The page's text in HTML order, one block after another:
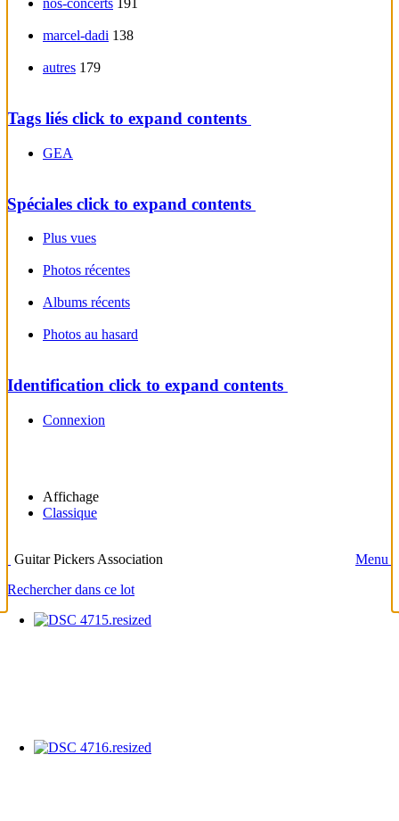
nos-concerts 191
marcel-dadi 138
autres 179
Tags liés click to expand contents
GEA
Spéciales click to expand contents
Plus vues
Photos récentes
Albums récents
Photos au hasard
Identification click to expand contents
Connexion
Affichage
Classique
Guitar Pickers Association
Menu
Rechercher dans ce lot